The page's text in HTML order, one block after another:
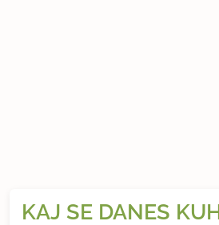
KAJ SE DANES